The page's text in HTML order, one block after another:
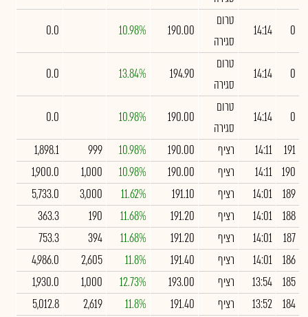
0
14:14
טרום
סגירה
190.00
10.98%
0.0
0
14:14
טרום
סגירה
194.90
13.84%
0.0
0
14:14
טרום
סגירה
190.00
10.98%
0.0
191
14:11 רציף 190.00
10.98%
999
1,898.1
190
14:11 רציף 190.00
10.98%
1,000
1,900.0
189
14:01 רציף 191.10
11.62%
3,000
5,733.0
188
14:01 רציף 191.20
11.68%
190
363.3
187
14:01 רציף 191.20
11.68%
394
753.3
186
14:01 רציף 191.40
11.8%
2,605
4,986.0
185
13:54 רציף 193.00
12.73%
1,000
1,930.0
184
13:52 רציף 191.40
11.8%
2,619
5,012.8